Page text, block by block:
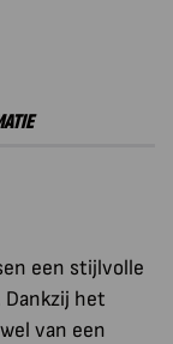
een stijlvolle
Dankzij het
van een